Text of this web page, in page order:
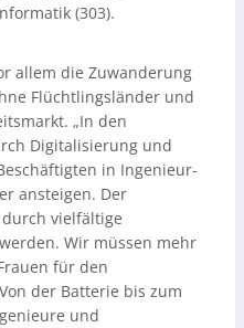
(303).
allem die Zuwanderung
Flüchtlingsländer und
„In den
Digitalisierung und
in Ingenieur-
ansteigen. Der
vielfältige
Wir müssen mehr
für den
der Batterie bis zum
und